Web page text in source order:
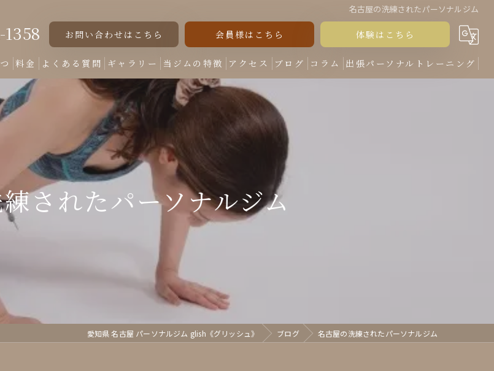
名古屋の洗練されたパーソナルジム
お問い合わせはこちら 会員様はこちら 体験はこちら
料金 よくある質問 ギャラリー 当ジムの特徴
女性専用
美尻
くびれ
ダイエット
アクセス ブログ コラム 出張パーソナルトレーニング
されたパーソナルジム
愛知県 名古屋 パーソナルジム glish《グリッシュ》 ブログ 名古屋の洗練されたパーソナルジム